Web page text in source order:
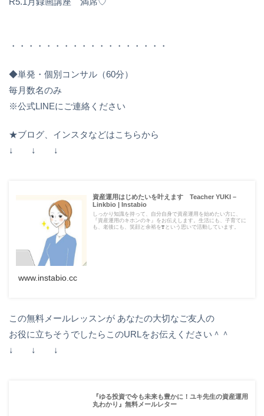
・・・・・・・・・・・・・・・・・・
◆単発・個別コンサル（60分）
毎月数名のみ
※公式LINEにご連絡ください
★ブログ、インスタなどはこちらから
↓ ↓ ↓
資産運用はじめたいを叶えます Teacher YUKI –
Linkbio | Instabio
しっかり知識を持って、自分自身で資産運用を始めたい方に、
『資産運用のキホンのキ』をお伝えします。生活にも、子育てに
も、老後にも、笑顔と余裕を❣️という思いで活動しています。
www.instabio.cc
この無料メールレッスンが あなたの大切なご友人の
お役に立ちそうでしたらこのURLをお伝えください＾＾
↓ ↓ ↓
『ゆる投資で今も未来も豊かに！ユキ先生の資産運用
丸わかり』無料メールレター